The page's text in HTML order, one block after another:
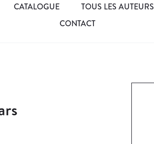
CATALOGUE TOUS LES AUTEURS
CONTACT